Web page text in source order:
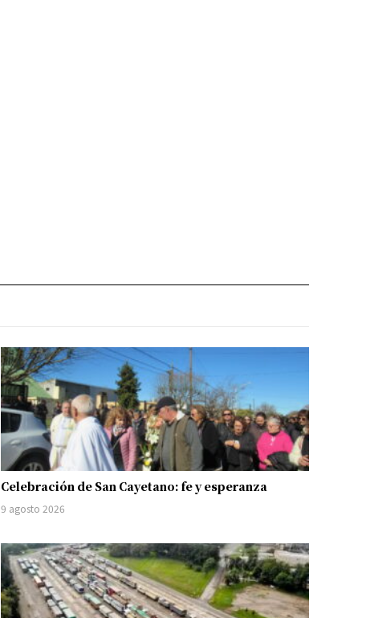
Celebración de San Cayetano: fe y esperanza
9 agosto 2026